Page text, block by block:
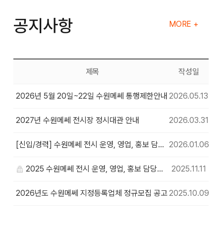
공지사항 MORE +
제목 작성일
2026년 5월 20일~22일 수원메쎄 통행제한안내 2026.05.13
2027년 수원메쎄 전시장 정시대관 안내 2026.03.31
[신입/경력] 수원메쎄 전시 운영, 영업, 홍보 담당자 채용공고 2026.01.06
2025 수원메쎄 전시 운영, 영업, 홍보 담당자 채용공고 2025.11.11
2026년도 수원메쎄 지정등록업체 정규모집 공고 2025.10.09